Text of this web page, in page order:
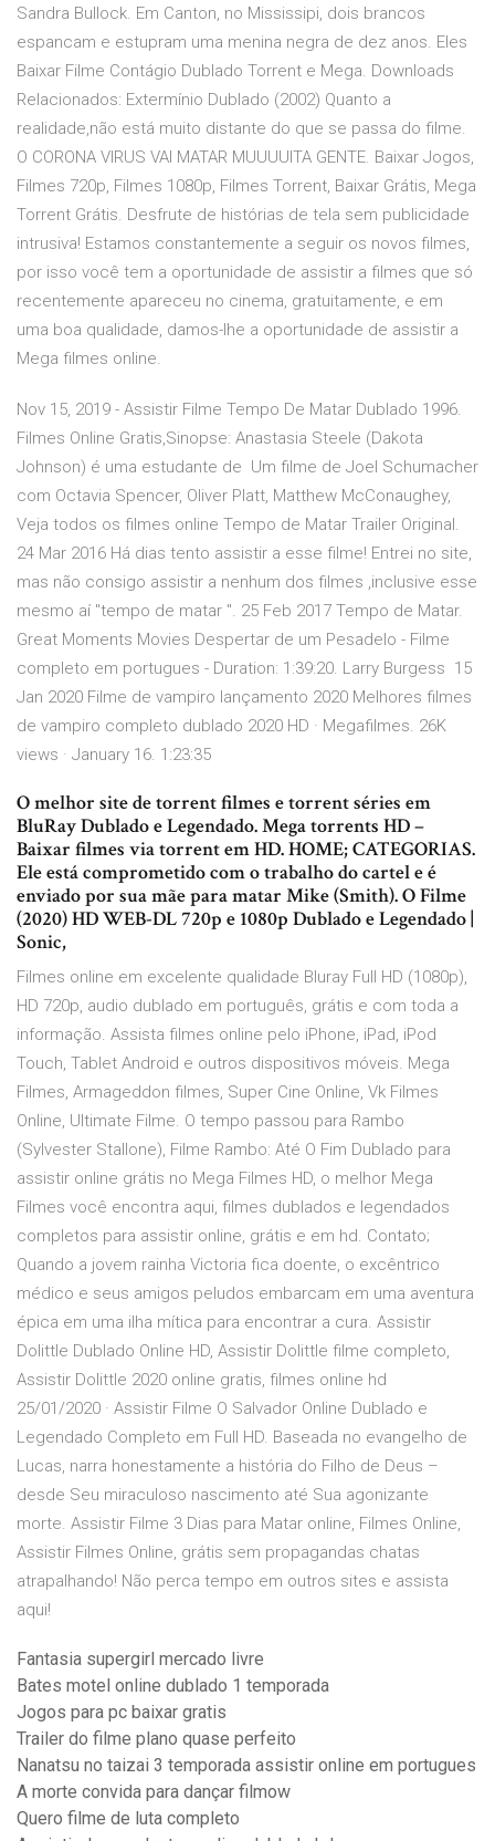
Sandra Bullock. Em Canton, no Mississipi, dois brancos
espancam e estupram uma menina negra de dez anos. Eles
Baixar Filme Contágio Dublado Torrent e Mega. Downloads
Relacionados: Extermínio Dublado (2002) Quanto a
realidade,não está muito distante do que se passa do filme.
O CORONA VIRUS VAI MATAR MUUUUITA GENTE. Baixar Jogos,
Filmes 720p, Filmes 1080p, Filmes Torrent, Baixar Grátis, Mega
Torrent Grátis. Desfrute de histórias de tela sem publicidade
intrusiva! Estamos constantemente a seguir os novos filmes,
por isso você tem a oportunidade de assistir a filmes que só
recentemente apareceu no cinema, gratuitamente, e em
uma boa qualidade, damos-lhe a oportunidade de assistir a
Mega filmes online.
Nov 15, 2019 - Assistir Filme Tempo De Matar Dublado 1996.
Filmes Online Gratis,Sinopse: Anastasia Steele (Dakota
Johnson) é uma estudante de Um filme de Joel Schumacher
com Octavia Spencer, Oliver Platt, Matthew McConaughey,
Veja todos os filmes online Tempo de Matar Trailer Original.
24 Mar 2016 Há dias tento assistir a esse filme! Entrei no site,
mas não consigo assistir a nenhum dos filmes ,inclusive esse
mesmo aí "tempo de matar ". 25 Feb 2017 Tempo de Matar.
Great Moments Movies Despertar de um Pesadelo - Filme
completo em portugues - Duration: 1:39:20. Larry Burgess 15
Jan 2020 Filme de vampiro lançamento 2020 Melhores filmes
de vampiro completo dublado 2020 HD · Megafilmes. 26K
views · January 16. 1:23:35
O melhor site de torrent filmes e torrent séries em
BluRay Dublado e Legendado. Mega torrents HD –
Baixar filmes via torrent em HD. HOME; CATEGORIAS.
Ele está comprometido com o trabalho do cartel e é
enviado por sua mãe para matar Mike (Smith). O Filme
(2020) HD WEB-DL 720p e 1080p Dublado e Legendado |
Sonic,
Filmes online em excelente qualidade Bluray Full HD (1080p),
HD 720p, audio dublado em português, grátis e com toda a
informação. Assista filmes online pelo iPhone, iPad, iPod
Touch, Tablet Android e outros dispositivos móveis. Mega
Filmes, Armageddon filmes, Super Cine Online, Vk Filmes
Online, Ultimate Filme. O tempo passou para Rambo
(Sylvester Stallone), Filme Rambo: Até O Fim Dublado para
assistir online grátis no Mega Filmes HD, o melhor Mega
Filmes você encontra aqui, filmes dublados e legendados
completos para assistir online, grátis e em hd. Contato;
Quando a jovem rainha Victoria fica doente, o excêntrico
médico e seus amigos peludos embarcam em uma aventura
épica em uma ilha mítica para encontrar a cura. Assistir
Dolittle Dublado Online HD, Assistir Dolittle filme completo,
Assistir Dolittle 2020 online gratis, filmes online hd
25/01/2020 · Assistir Filme O Salvador Online Dublado e
Legendado Completo em Full HD. Baseada no evangelho de
Lucas, narra honestamente a história do Filho de Deus –
desde Seu miraculoso nascimento até Sua agonizante
morte. Assistir Filme 3 Dias para Matar online, Filmes Online,
Assistir Filmes Online, grátis sem propagandas chatas
atrapalhando! Não perca tempo em outros sites e assista
aqui!
Fantasia supergirl mercado livre
Bates motel online dublado 1 temporada
Jogos para pc baixar gratis
Trailer do filme plano quase perfeito
Nanatsu no taizai 3 temporada assistir online em portugues
A morte convida para dançar filmow
Quero filme de luta completo